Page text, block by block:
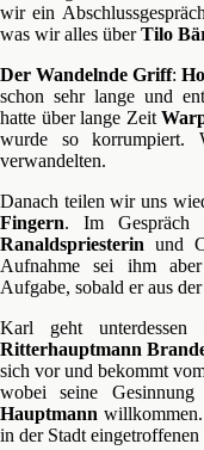
wir ein
was wir alles überTilo
Der Wandelnde Griff:
schon sehr lange und
hatte über lange Zeit
wurde so korrumpiert.
verwandelten.
Danach teilen wir uns
Fingern. Im Gespräch
Ranaldspriesterin und
Aufnahme sei ihm
Aufgabe, sobald er aus
Karl geht unterdessen
Ritterhauptmann
sich vor und bekommt
wobei seine
Hauptmann willkommen.
in der Stadt